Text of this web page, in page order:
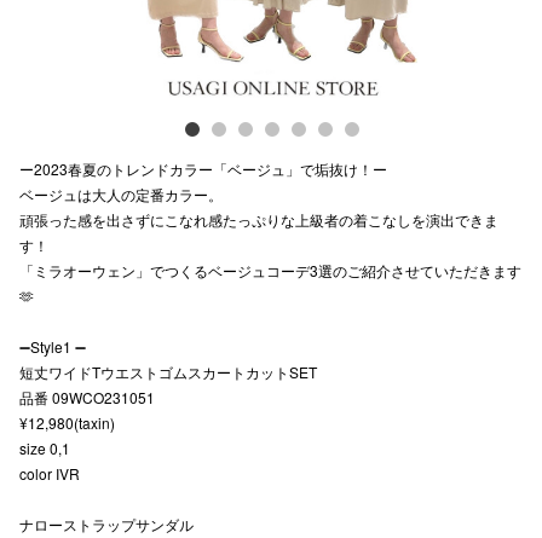
ー2023春夏のトレンドカラー「ベージュ」で垢抜け！ー
ベージュは大人の定番カラー。
頑張った感を出さずにこなれ感たっぷりな上級者の着こなしを演出できま
す！
「ミラオーウェン」でつくるベージュコーデ3選のご紹介させていただきます
🫶
➖Style1 ➖
短丈ワイドTウエストゴムスカートカットSET
品番 09WCO231051
¥12,980(taxin)
size 0,1
color IVR
ナローストラップサンダル
公式SNS
プライバシ
利用規約